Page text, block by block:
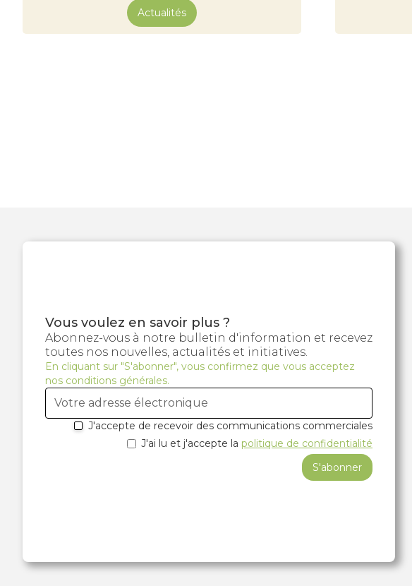
Actualités
Vous voulez en savoir plus ?
Abonnez-vous à notre bulletin d'information et recevez
toutes nos nouvelles, actualités et initiatives.
En cliquant sur "S'abonner", vous confirmez que vous acceptez
nos conditions générales.
J'accepte de recevoir des communications commerciales
J'ai lu et j'accepte la politique de confidentialité